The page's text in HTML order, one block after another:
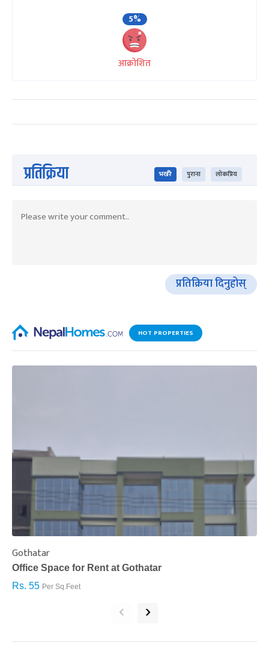
5%
आक्रोशित
प्रतिक्रिया भर्खरै पुराना लोकप्रिय
प्रतिक्रिया दिनुहोस्
HOT PROPERTIES
Gothatar
Office Space for Rent at Gothatar
Rs. 55 Per Sq.Feet
‹ ›